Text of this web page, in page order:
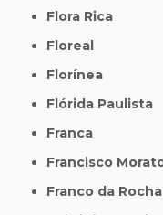
Flora Rica
Floreal
Florínea
Flórida Paulista
Franca
Francisco
Franco da Rocha